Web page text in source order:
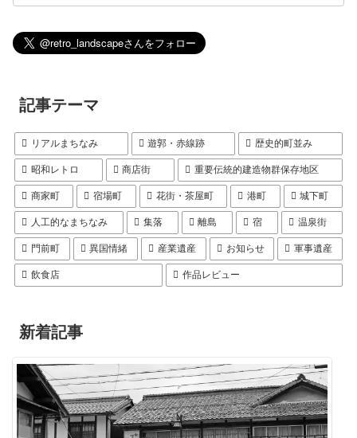
記事テーマ
リアルまちなみ 遊郭・赤線跡 歴史的町並み
昭和レトロ 商店街 重要伝統的建造物群保存地区
商家町 宿場町 花街・茶屋町 港町 城下町
人工的なまちなみ 集落 離島 宿 温泉街
門前町 異国情緒 産業遺産 お知らせ 軍事遺産
飲食店 作品レビュー
新着記事